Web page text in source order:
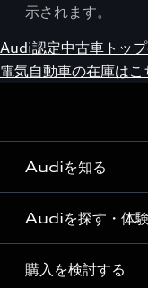
示されます。
Audi認定中古車トッ
電気自動車の在庫はこ
Audiを知る
Audi ブランド
Story of Progress
Audiを探す・体
ディーラー検索
購入を検討する